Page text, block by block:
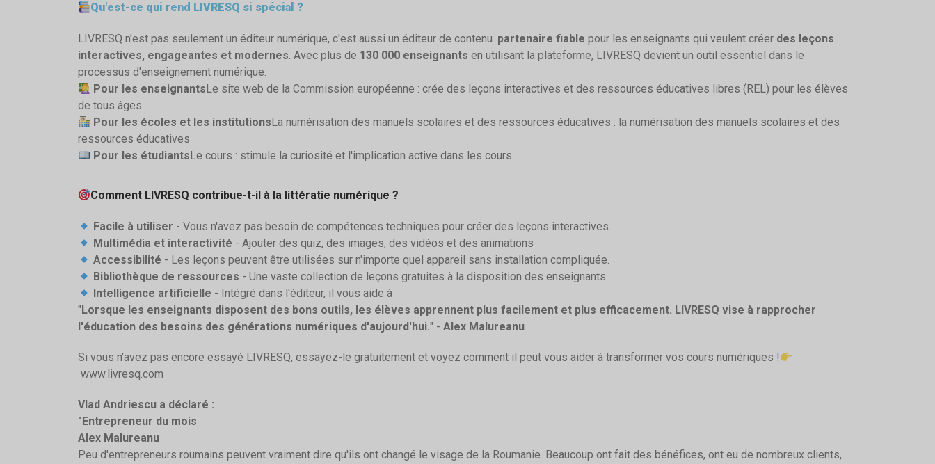
Qu'est-ce qui rend LIVRESQ si spécial ?
LIVRESQ n'est pas seulement un éditeur numérique, c'est aussi un éditeur de contenu. partenaire fiable pour les enseignants qui veulent créer des leçons
interactives, engageantes et modernes. Avec plus de 130 000 enseignants en utilisant la plateforme, LIVRESQ devient un outil essentiel dans le
processus d'enseignement numérique.
Pour les enseignants Le site web de la Commission européenne : crée des leçons interactives et des ressources éducatives libres (REL) pour les élèves
de tous âges.
Pour les écoles et les institutions La numérisation des manuels scolaires et des ressources éducatives : la numérisation des manuels scolaires et des
ressources éducatives
Pour les étudiants Le cours : stimule la curiosité et l'implication active dans les cours
Comment LIVRESQ contribue-t-il à la littératie numérique ?
Facile à utiliser - Vous n'avez pas besoin de compétences techniques pour créer des leçons interactives.
Multimédia et interactivité - Ajouter des quiz, des images, des vidéos et des animations
Accessibilité - Les leçons peuvent être utilisées sur n'importe quel appareil sans installation compliquée.
Bibliothèque de ressources - Une vaste collection de leçons gratuites à la disposition des enseignants
Intelligence artificielle - Intégré dans l'éditeur, il vous aide à
" Lorsque les enseignants disposent des bons outils, les élèves apprennent plus facilement et plus efficacement. LIVRESQ vise à rapprocher
l'éducation des besoins des générations numériques d'aujourd'hui." - Alex Malureanu
Si vous n'avez pas encore essayé LIVRESQ, essayez-le gratuitement et voyez comment il peut vous aider à transformer vos cours numériques !
www.livresq.com
Vlad Andriescu a déclaré :
"Entrepreneur du mois
Alex Malureanu
Peu d'entrepreneurs roumains peuvent vraiment dire qu'ils ont changé le visage de la Roumanie. Beaucoup ont fait des bénéfices, ont eu de nombreux clients,